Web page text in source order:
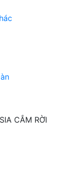
CẮM RỜI